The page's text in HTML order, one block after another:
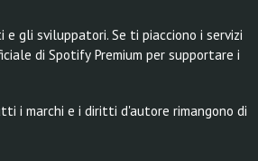
gli sviluppatori. Se ti piacciono i servizi
di Spotify Premium per supportare i
i marchi e i diritti d'autore rimangono di